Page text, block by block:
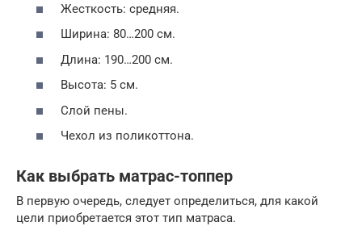
Жесткость: средняя.
Ширина: 80…200 см.
Длина: 190…200 см.
Высота: 5 см.
Слой пены.
Чехол из поликоттона.
Как выбрать матрас-топпер
В первую очередь, следует определиться, для какой
цели приобретается этот тип матраса.